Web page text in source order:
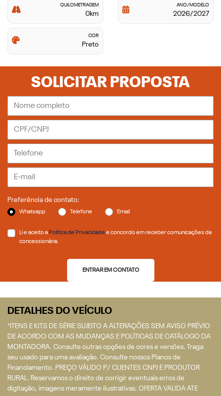
QUILOMETRAGEM
0km
ANO/MODELO
2026/2027
COR
Preto
SOLICITAR PROPOSTA
Preferência de contato:
Whatsapp Telefone Email
Li e aceito a Política de Privacidadee concordo em receber comunicações da
concessionária.
ENTRAR EM CONTATO
DETALHES DO VEÍCULO
*ITENS E KITS DE SÉRIE SUJEITO A ALTERAÇÕES SEM AVISO PRÉVIO
DE ACORDO COM AS MUDANÇAS E POLÍTICAS DE CATÁLOGO DA
MONTADORA. Consulte outras opções de cores e versões. Traga
seu usado para uma avaliação. Consulte nossos Planos de
Financiamento. PREÇO VÁLIDO P/ CLIENTES CNPJ E PRODUTOR
RURAL. Reservamos o direito de corrigir eventuais erros de
digitação, imagens meramente ilustrativas. OFERTA VALIDA ATE